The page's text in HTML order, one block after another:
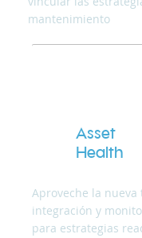
mantenimiento
Asset
Health
Aproveche la nueva
integración y
para estrategias